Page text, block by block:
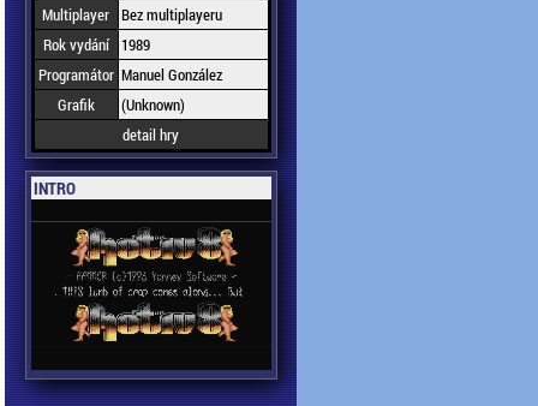
Multiplayer Bez multiplayeru
Rok vydání
1989
Programátor Manuel González
Grafik
(Unknown)
detail hry
INTRO